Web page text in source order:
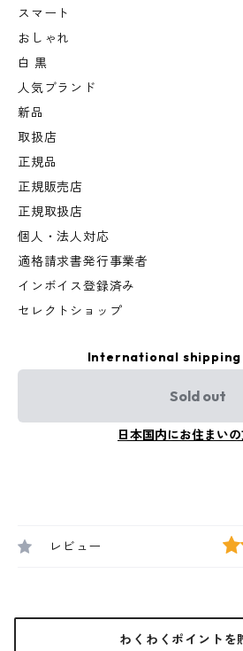
スマート
おしゃれ
白 黒
人気ブランド
新品
取扱店
正規品
正規販売店
正規取扱店
個人・法人対応
適格請求書発行事業者
インボイス登録済み
セレクトショップ
International
Sold out
日本国内にお住まい
レビュー
わくわくポイントを